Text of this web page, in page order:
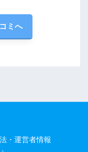
ミへ
・運営者情報